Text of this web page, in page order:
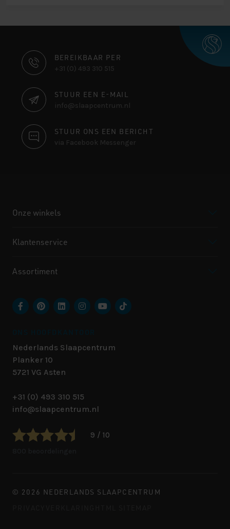
CONTACT
INFORMATIE
BEREIKBAAR PER
+31 (0) 493 310 515
STUUR EEN E-MAIL
info@slaapcentrum.nl
STUUR ONS EEN BERICHT
via Facebook Messenger
Onze winkels
Klantenservice
Assortiment
Nederlands Slaapcentrum
Planker 10
5721 VG Asten
+31 (0) 493 310 515
info@slaapcentrum.nl
9 / 10
© 2026 NEDERLANDS SLAAPCENTRUM